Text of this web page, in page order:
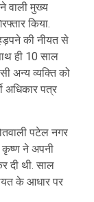
वाली मुख्य
किया.
की नीयत से
ही 10 साल
अन्य व्यक्ति को
अधिकार पत्र
पटेल नगर
कृष्ण ने अपनी
दी थी. साल
के आधार पर